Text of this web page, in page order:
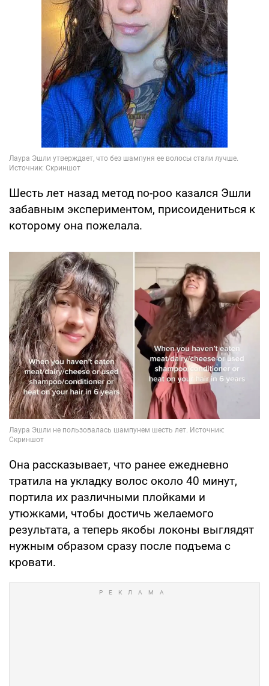
Шесть лет назад метод no-poo казался Эшли
забавным экспериментом, присоидениться к
которому она пожелала.
Она рассказывает, что ранее ежедневно
тратила на укладку волос около 40 минут,
портила их различными плойками и
утюжками, чтобы достичь желаемого
результата, а теперь якобы локоны выглядят
нужным образом сразу после подъема с
кровати.